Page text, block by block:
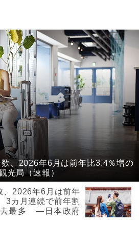
数、2026年6月は前年比3.4％増の
局（速報）
、2026年6月は前年
3カ月連続で前年割
去最多 ―日本政府